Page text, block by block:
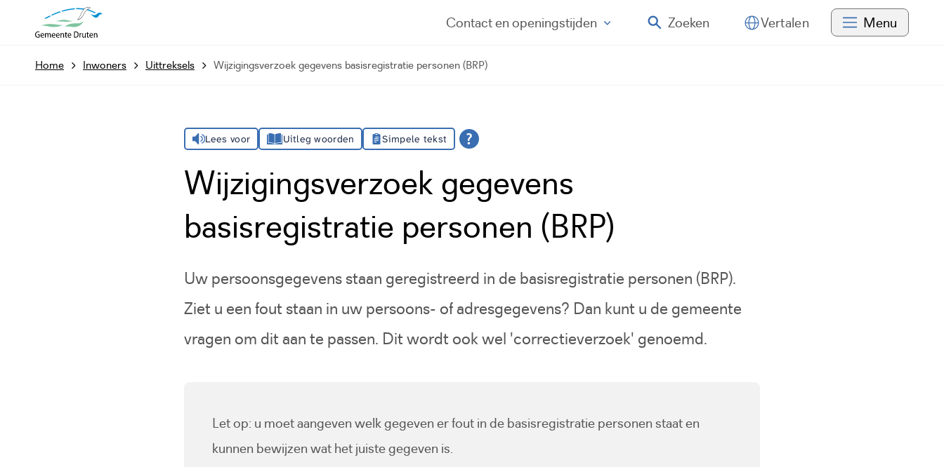
Contacten openingstijden Zoeken Vertalen Menu
Home Inwoners Uittreksels Wijzigingsverzoek gegevens basisregistratie personen (BRP)
Lees voor Uitleg woorden Simpele tekst
Wijzigingsverzoek gegevens
basisregistratie personen (BRP)
Uw persoonsgegevens staan geregistreerd in de basisregistratie personen (BRP).
Ziet u een fout staan in uw persoons- of adresgegevens? Dan kunt u de gemeente
vragen om dit aan te passen. Dit wordt ook wel 'correctieverzoek' genoemd.
Let op: u moet aangeven welk gegeven er fout in de basisregistratie personen staat en
kunnen bewijzen wat het juiste gegeven is.